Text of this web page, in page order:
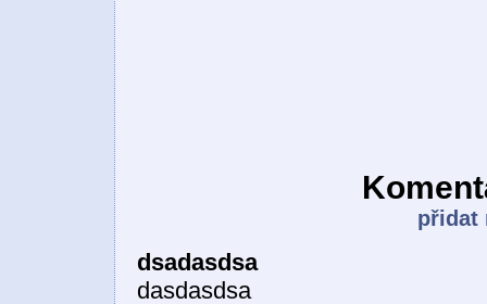
přidat
dsadasdsa
dasdasdsa